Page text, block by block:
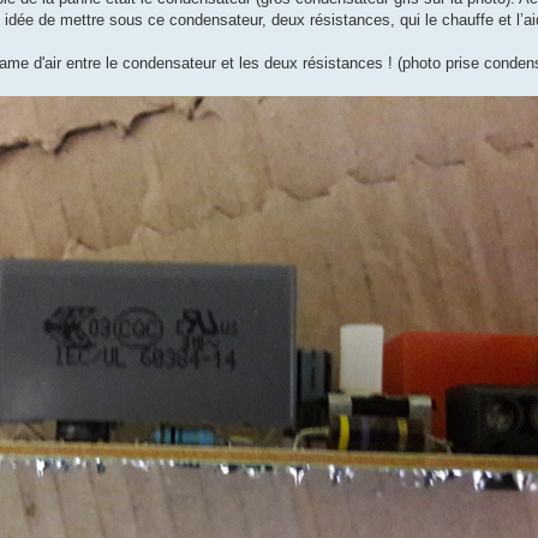
de mettre sous ce condensateur, deux résistances, qui le chauffe et
d'air entre le condensateur et les deux résistances ! (photo prise